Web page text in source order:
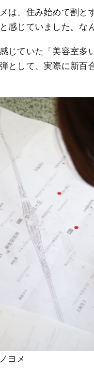
は、住み始めて割と
感じていました。な
じていた「美容室多
として、実際に新百
ヨメ